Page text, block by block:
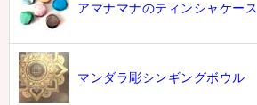
アマナマナのティンシャケース
マンダラ彫シンギングボウル